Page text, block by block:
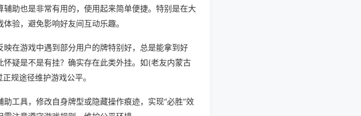
助也是非常有用的，使用起来简单便捷。特别是在大
验，避免影响好友间互动乐趣。
在游戏中遇到部分用户的牌特别好，总是能拿到好
疑是不是有挂？确实存在此类外挂。如(老友内蒙古
规途径维护游戏公平。
工具，修改自身牌型或隐藏操作痕迹，实现“必胜”效